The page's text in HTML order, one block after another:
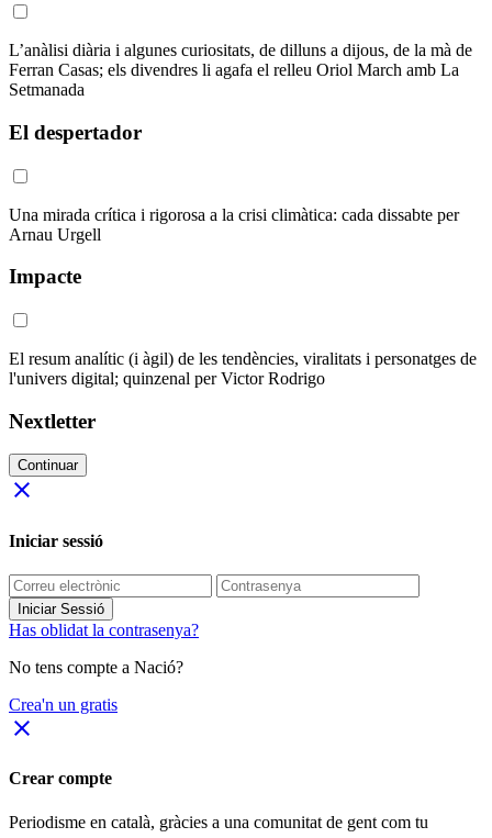
L’anàlisi diària i algunes curiositats, de dilluns a dijous, de la mà de
Ferran Casas; els divendres li agafa el relleu Oriol March amb La
Setmanada
El despertador
Una mirada crítica i rigorosa a la crisi climàtica: cada dissabte per
Arnau Urgell
Impacte
El resum analític (i àgil) de les tendències, viralitats i personatges de
l'univers digital; quinzenal per Victor Rodrigo
Nextletter
Continuar
close
Iniciar sessió
Iniciar Sessió
Has oblidat la contrasenya?
No tens compte a Nació?
Crea'n un gratis
close
Crear compte
Periodisme en català, gràcies a una comunitat de gent com tu